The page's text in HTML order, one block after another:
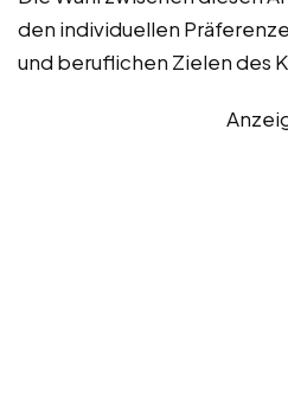
den individuellen
und beruflichen Zielen des